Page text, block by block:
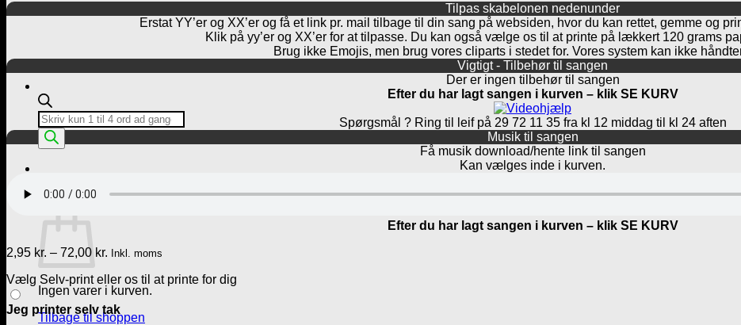
Products
search
Kurv
Ingen varer i kurven.
Tilbage til shoppen
Tilpas skabelonen nedenunder
Erstat YY’er og XX’er og få et link pr. mail tilbage til din sang på websiden, hvor du kan rettet, gemme og
Klik på yy’er og XX’er for at tilpasse. Du kan også vælge os til at printe på lækkert 120 grams
Brug ikke Emojis, men brug vores cliparts i stedet for. Vores system kan ikke
Vigtigt - Tilbehør til sangen
Der er ingen tilbehør til sangen
Efter du har lagt sangen i kurven – klik SE KURV
Spørgsmål ? Ring til leif på 29 72 11 35 fra kl 12 middag til kl 24 aften
Musik til sangen
Få musik download/hente link til sangen
Kan vælges inde i kurven.
Efter du har lagt sangen i kurven – klik SE KURV
2,95 kr. – 72,00 kr. Prisinterval:
til
72,00 kr.
Inkl. moms
Vælg Selv-print eller os til at printe for dig
Jeg printer selv tak